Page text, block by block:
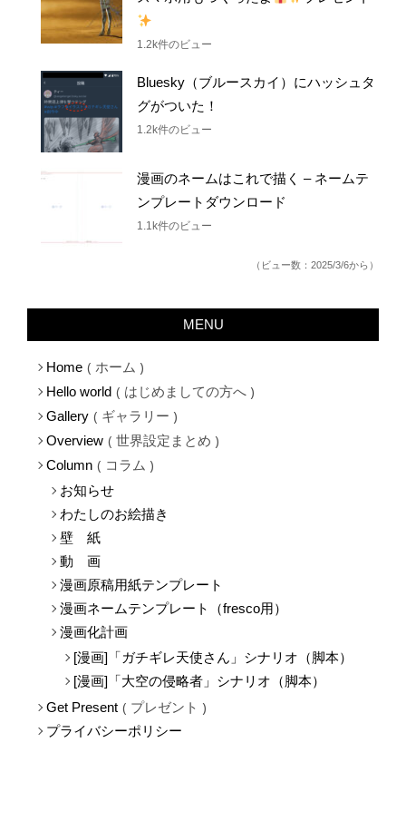
1.2k件のビュー
Bluesky（ブルースカイ）にハッシュタ
グがついた！
1.2k件のビュー
漫画のネームはこれで描く – ネームテ
ンプレートダウンロード
1.1k件のビュー
（ビュー数：2025/3/6から）
MENU
Home ホーム
Hello world はじめましての方へ
Gallery ギャラリー
Overview 世界設定まとめ
Column コラム
お知らせ
わたしのお絵描き
壁 紙
動 画
漫画原稿用紙テンプレート
漫画ネームテンプレート（fresco用）
漫画化計画
[漫画]「ガチギレ天使さん」シナリオ（脚本）
[漫画]「大空の侵略者」シナリオ（脚本）
Get Present
プレゼント
プライバシーポリシー